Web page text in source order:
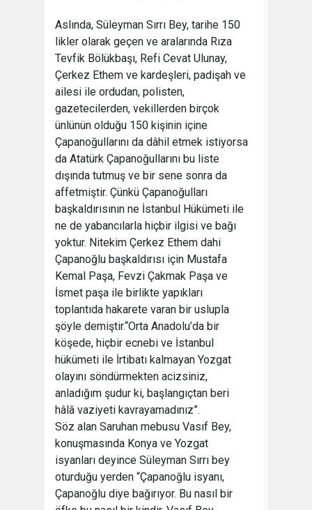
Aslında, Süleyman Sırrı Bey, tarihe 150
likler olarak geçen ve aralarında Rıza
Tevfik Bölükbaşı, Refi Cevat Ulunay,
Çerkez Ethem ve kardeşleri, padişah ve
ailesi ile ordudan, polisten,
gazetecilerden, vekillerden birçok
ünlünün olduğu 150 kişinin içine
Çapanoğullarını da dâhil etmek istiyorsa
da Atatürk Çapanoğullarını bu liste
dışında tutmuş ve bir sene sonra da
affetmiştir. Çünkü Çapanoğulları
başkaldırısının ne İstanbul Hükümeti ile
ne de yabancılarla hiçbir ilgisi ve bağı
yoktur. Nitekim Çerkez Ethem dahi
Çapanoğlu başkaldırısı için Mustafa
Kemal Paşa, Fevzi Çakmak Paşa ve
İsmet paşa ile birlikte yapıkları
toplantıda hakarete varan bir uslupla
şöyle demiştir.“Orta Anadolu’da bir
köşede, hiçbir ecnebi ve İstanbul
hükümeti ile İrtibatı kalmayan Yozgat
olayını söndürmekten acizsiniz,
anladığım şudur ki, başlangıçtan beri
hâlâ vaziyeti kavrayamadınız”.
Söz alan Saruhan mebusu Vasıf Bey,
konuşmasında Konya ve Yozgat
isyanları deyince Süleyman Sırrı bey
oturduğu yerden “Çapanoğlu isyanı,
Çapanoğlu diye bağırıyor. Bu nasıl bir